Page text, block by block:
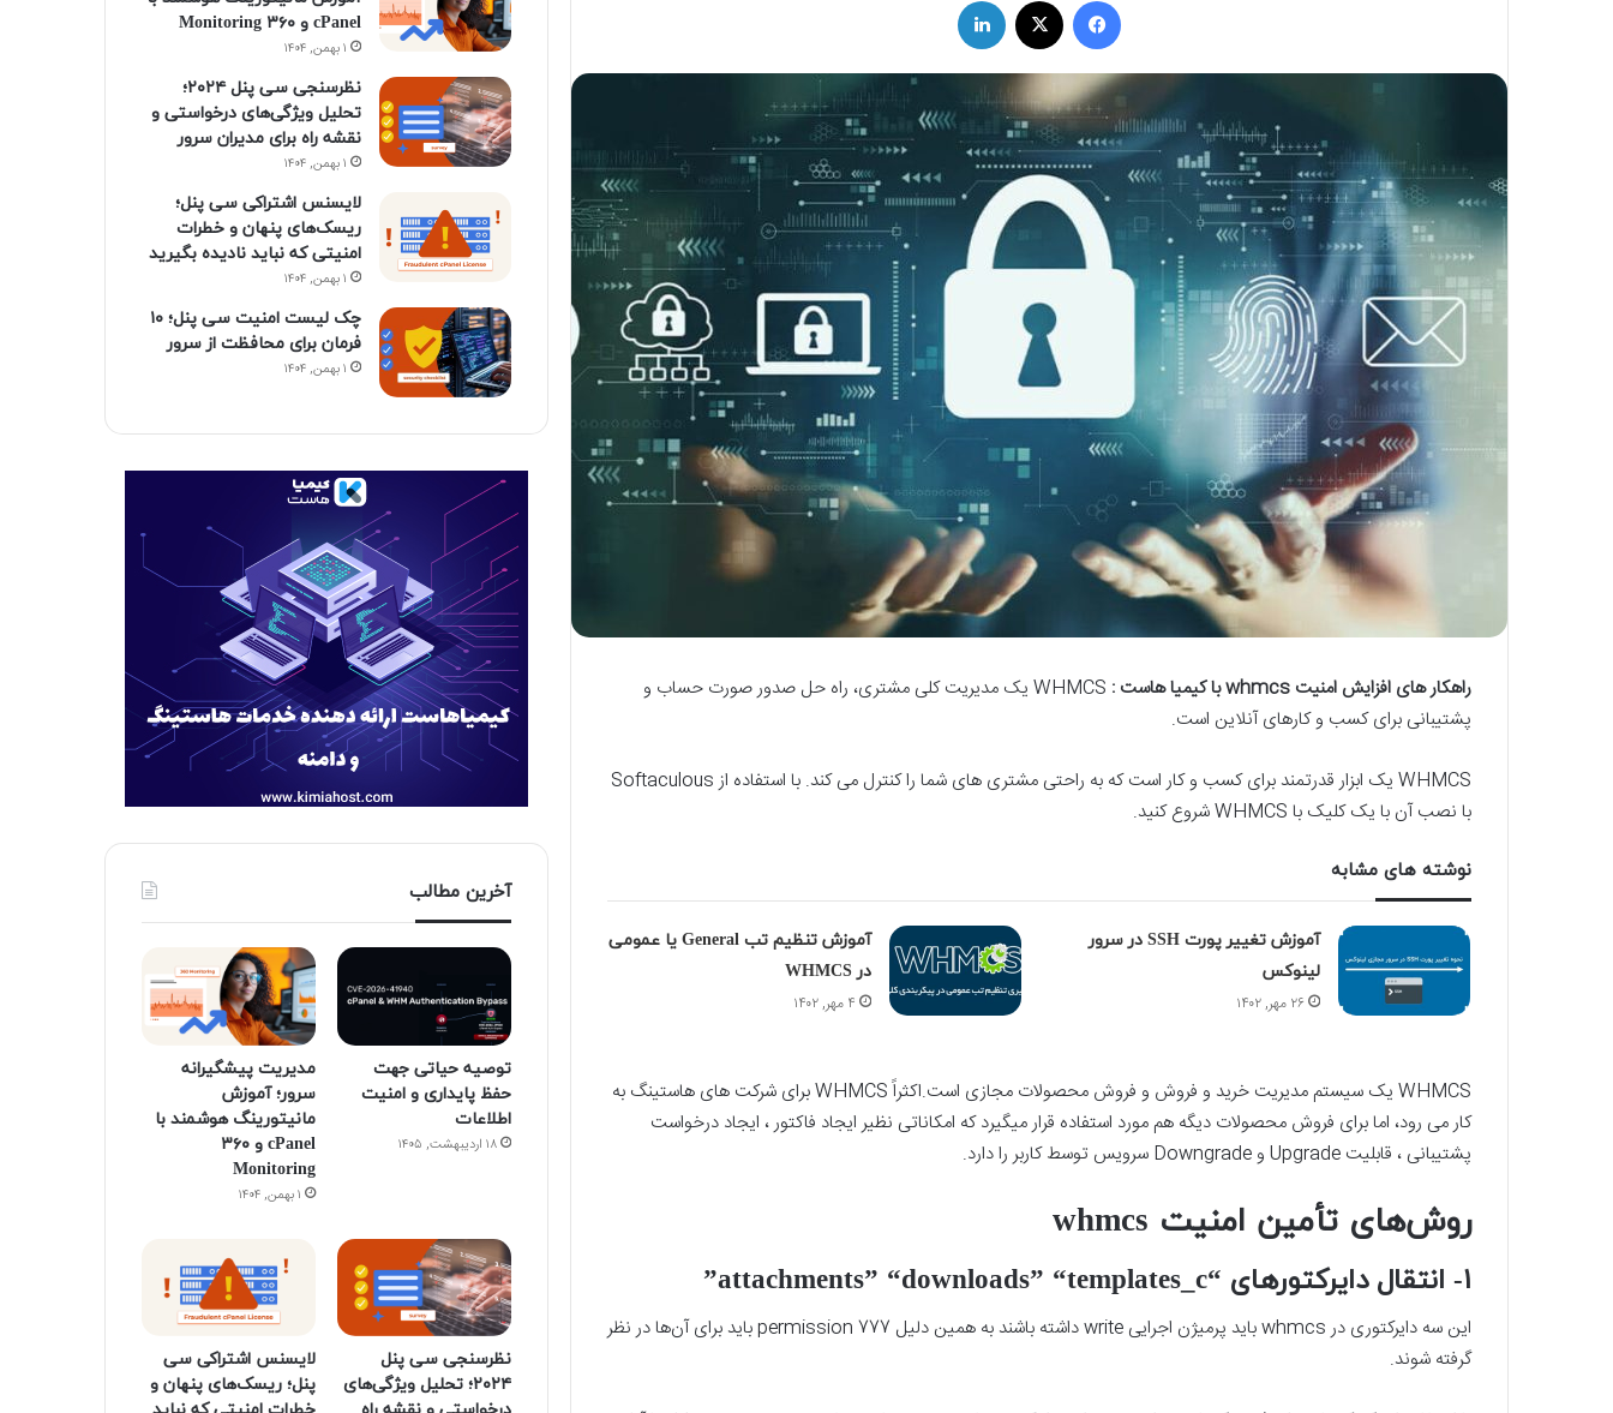
راهکار های افزایش امنیت whmcs با کیمیا هاست :
WHMCS یک مدیریت کلی مشتری، راه حل صدور صورت حساب و
پشتیبانی برای کسب و کارهای آنلاین است.
WHMCS یک ابزار قدرتمند برای کسب و کار است که به راحتی مشتری های شما را کنترل می کند. با استفاده از Softaculous
با نصب آن با یک کلیک با WHMCS شروع کنید.
نوشته های مشابه
آموزش تغییر پورت SSH در سرور
لینوکس
۲۶ مهر, ۱۴۰۲
آموزش تنظیم تب General یا عمومی
در WHMCS
۴ مهر, ۱۴۰۲
WHMCS یک سیستم مدیریت خرید و فروش و فروش محصولات مجازی است.اکثراً WHMCS برای شرکت های هاستینگ به
کار می رود، اما برای فروش محصولات دیگه هم مورد استفاده قرار میگیرد که امکاناتی نظیر ایجاد فاکتور ، ایجاد درخواست
پشتیبانی ، قابلیت Upgrade و Downgrade سرویس توسط کاربر را دارد.
روش‌های تأمین امنیت whmcs
۱- انتقال دایرکتورهای “attachments” “downloads” “templates_c”
این سه دایرکتوری در whmcs باید پرمیژن اجرایی write داشته باشند به همین دلیل permission 777 باید برای آن‌ها در نظر
گرفته شوند.
ن
ر
م
cPanel و ۳۶۰ Monitoring
۱ بهمن, ۱۴۰۴
نظرسنجی سی پنل ۲۰۲۴؛
تحلیل ویژگی‌های درخواستی و
نقشه راه برای مدیران سرور
۱ بهمن, ۱۴۰۴
لایسنس اشتراکی سی پنل؛
ریسک‌های پنهان و خطرات
امنیتی که نباید نادیده بگیرید
۱ بهمن, ۱۴۰۴
چک لیست امنیت سی پنل؛ ۱۰
فرمان برای محافظت از سرور
۱ بهمن, ۱۴۰۴
آخرین مطالب
توصیه حیاتی جهت
حفظ پایداری و امنیت
اطلاعات
۱۸ اردیبهشت, ۱۴۰۵
مدیریت پیشگیرانه
سرور؛ آموزش
مانیتورینگ هوشمند با
cPanel و ۳۶۰
Monitoring
۱ بهمن, ۱۴۰۴
نظرسنجی سی پنل
۲۰۲۴؛ تحلیل ویژگی‌های
لایسنس اشتراکی سی
پنل؛ ریسک‌های پنهان و